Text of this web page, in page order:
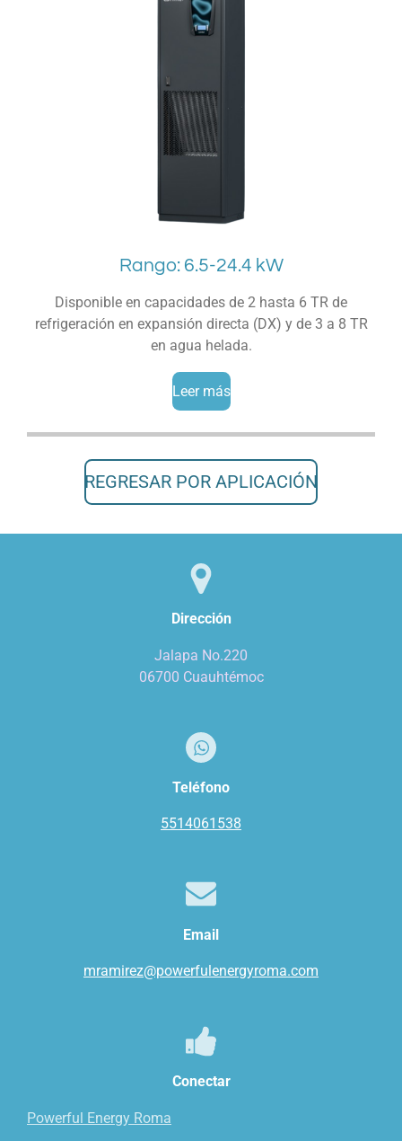
Rango: 6.5-24.4 kW
Disponible en capacidades de 2 hasta 6 TR de
refrigeración en expansión directa (DX) y de 3 a 8 TR
en agua helada.
Leer más
REGRESAR POR APLICACIÓN
Dirección
Jalapa No.220
06700 Cuauhtémoc
Teléfono
5514061538
Email
mramirez@powerfulenergyroma.com
Conectar
Powerful Energy Roma